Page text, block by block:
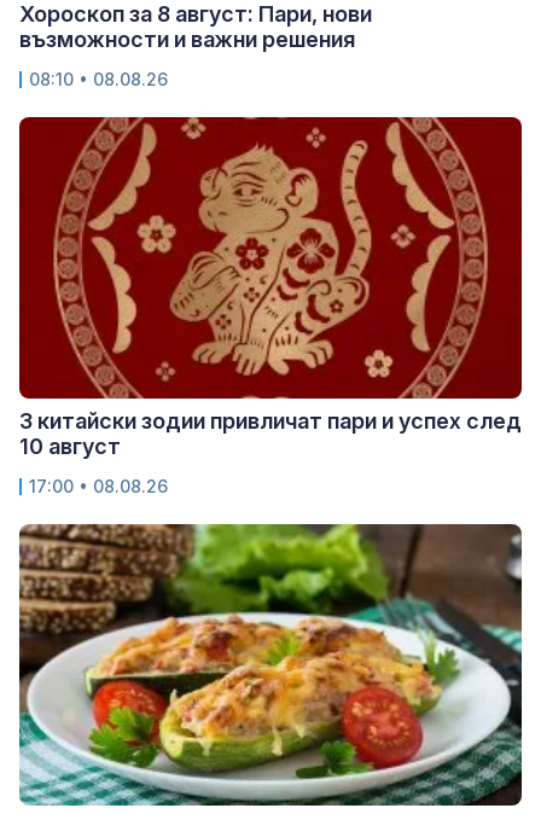
Хороскоп за 8 август: Пари, нови
възможности и важни решения
08:10 • 08.08.26
3 китайски зодии привличат пари и успех след
10 август
17:00 • 08.08.26